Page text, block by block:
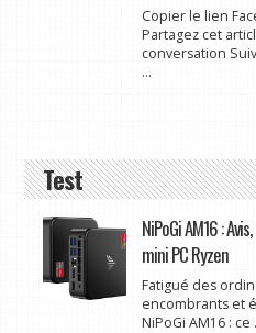
Copier le lien
Partagez cet
conversation
...
Test
NiPoGi AM16 :
mini PC Ryzen
Fatigué des
encombrants et
NiPoGi AM16 : ce